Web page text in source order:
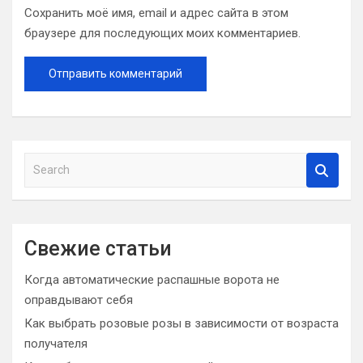
Сохранить моё имя, email и адрес сайта в этом
браузере для последующих моих комментариев.
a
c
Свежие статьи
Когда автоматические распашные ворота не
оправдывают себя
Как выбрать розовые розы в зависимости от возраста
получателя